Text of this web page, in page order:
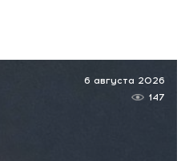
6 августа 2026
147